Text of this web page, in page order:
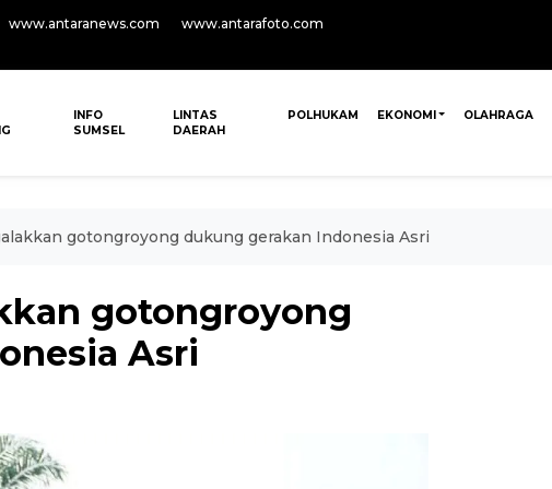
www.antaranews.com
www.antarafoto.com
INFO
SUMSEL
LINTAS
DAERAH
POLHUKAM EKONOMI OLAHRAGA
gotongroyong dukung gerakan Indonesia Asri
gotongroyong
Asri